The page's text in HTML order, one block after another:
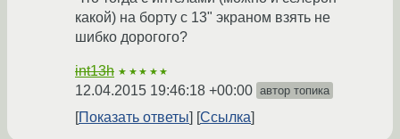
какой) на борту с 13" экраном взять не
шибко дорогого?
int13h ★★★★★
12.04.2015 19:46:18 +00:00 автор топика
Показать ответы Ссылка